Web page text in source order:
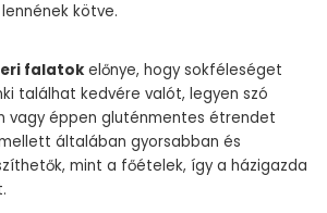
kötve.
falatok előnye, hogy sokféleséget
találhat kedvére valót, legyen szó
vagy éppen gluténmentes étrendet
általában gyorsabban és
mint a főételek, így a házigazda